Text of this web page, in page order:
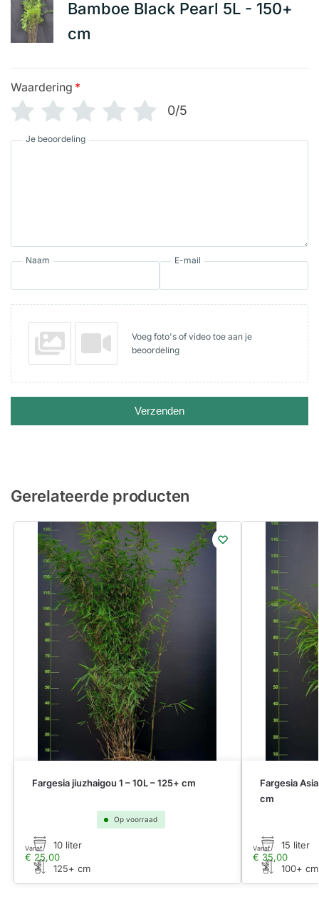
Bamboe Black Pearl 5L - 150+
cm
Waardering *
0/5
Je beoordeling
Naam E-mail
Voeg foto's of video toe aan je
beoordeling
Verzenden
Gerelateerde producten
Fargesia jiuzhaigou 1 – 10L – 125+ cm
Op voorraad
€ 25,00
Vanaf 10 liter
125+ cm
Fargesia
cm
€ 35,00
Vanaf 15 liter
100+ cm